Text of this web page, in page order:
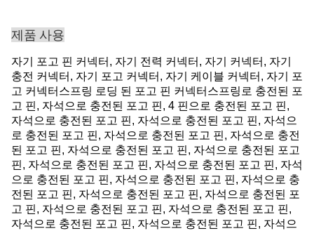
제품 사용
자기 포고 핀 커넥터, 자기 전력 커넥터, 자기 커넥터, 자기
충전 커넥터, 자기 포고 커넥터, 자기 케이블 커넥터, 자기 포
고 커넥터스프링 로딩 된 포고 핀 커넥터스프링로 충전된 포
고 핀, 자석으로 충전된 포고 핀, 4 핀으로 충전된 포고 핀,
자석으로 충전된 포고 핀, 자석으로 충전된 포고 핀, 자석으
로 충전된 포고 핀, 자석으로 충전된 포고 핀, 자석으로 충전
된 포고 핀, 자석으로 충전된 포고 핀, 자석으로 충전된 포고
핀, 자석으로 충전된 포고 핀, 자석으로 충전된 포고 핀, 자석
으로 충전된 포고 핀, 자석으로 충전된 포고 핀, 자석으로 충
전된 포고 핀, 자석으로 충전된 포고 핀, 자석으로 충전된 포
고 핀, 자석으로 충전된 포고 핀, 자석으로 충전된 포고 핀,
자석으로 충전된 포고 핀, 자석으로 충전된 포고 핀, 자석으